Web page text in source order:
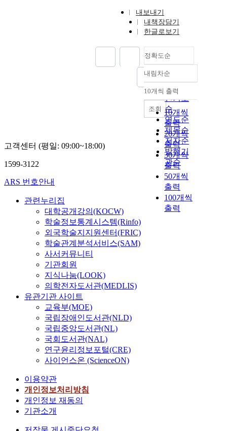
내보내기
내책장담기
한글로보기
정확도순
정확도
순
인기도
순
연도순
제목순
저자순
발행기
관순
내림차순
내림차순
10개씩 출력
10개씩
출력
20개씩
출력
30개씩
출력
50개씩
출력
100개씩
출력
조회
고객센터 (평일: 09:00~18:00)
1599-3122
ARS 번호안내
관련누리집
대학공개강의(KOCW)
학술정보통계시스템(Rinfo)
외국학술지지원센터(FRIC)
학술관계분석서비스(SAM)
사서커뮤니티
기관회원
지식나눔(LOOK)
의학전자도서관(MEDLIS)
유관기관 사이트
교육부(MOE)
국립장애인도서관(NLD)
국립중앙도서관(NL)
국회도서관(NAL)
연구윤리정보포털(CRE)
사이언스온 (ScienceON)
이용약관
개인정보처리방침
개인정보 재동의
기관소개